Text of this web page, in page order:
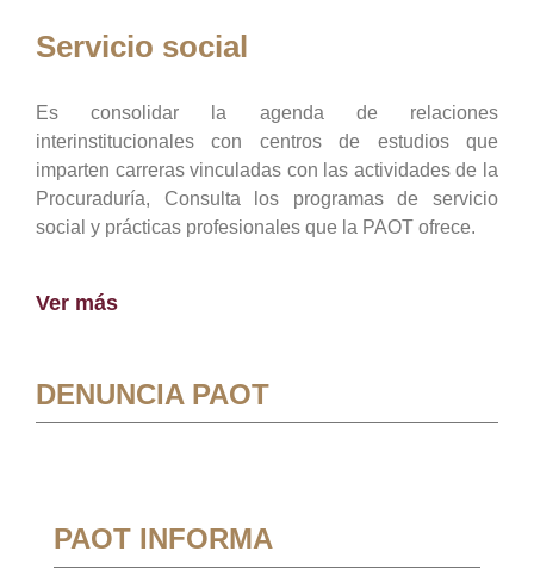
Servicio social
Es consolidar la agenda de relaciones
interinstitucionales con centros de estudios que
imparten carreras vinculadas con las actividades de la
Procuraduría, Consulta los programas de servicio
social y prácticas profesionales que la PAOT ofrece.
Ver más
DENUNCIA PAOT
PAOT INFORMA